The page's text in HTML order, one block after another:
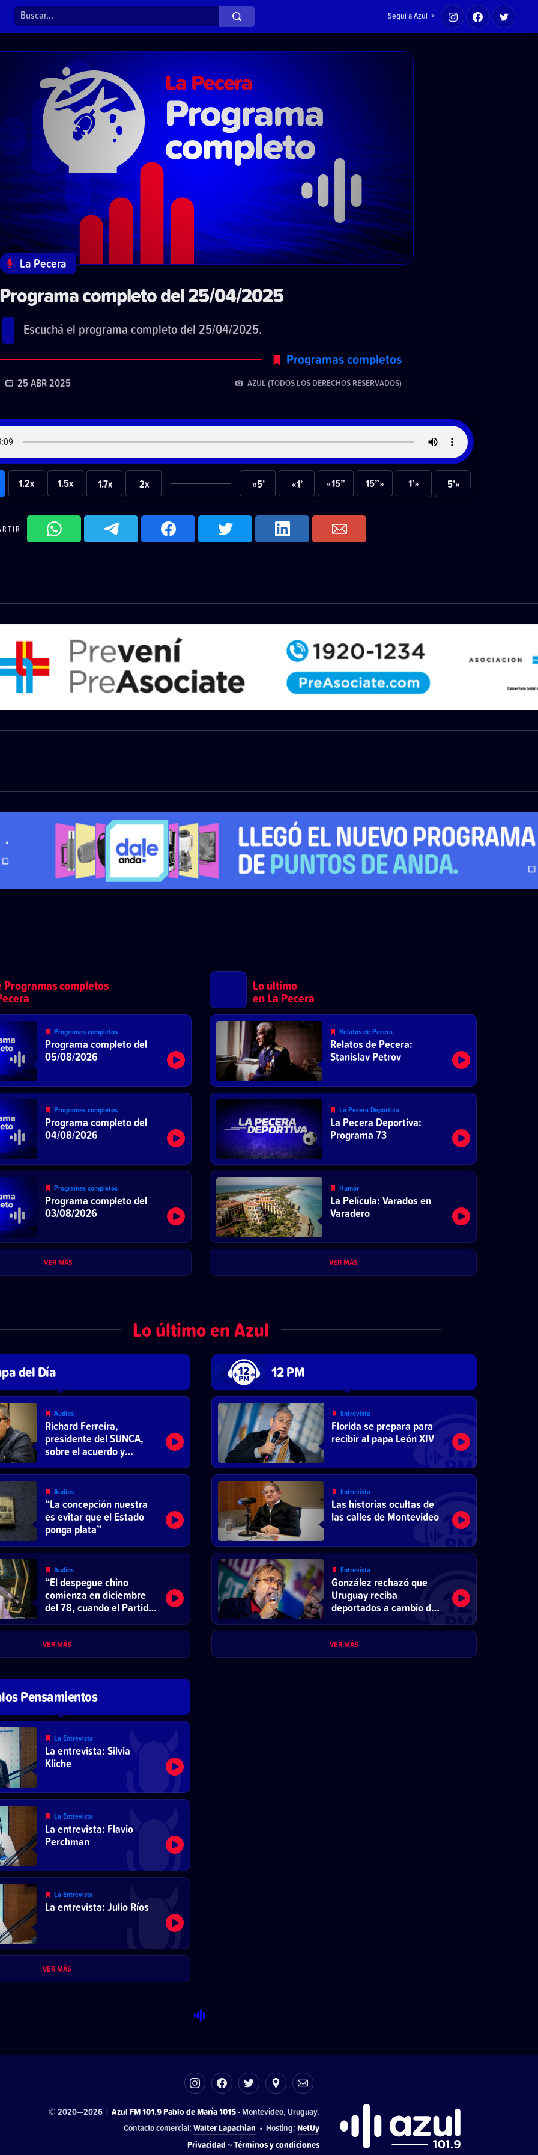
Seguí a Azul >
La Pecera
Programa completo del 25/04/2025
Escuchá el programa completo del 25/04/2025.
Programas completos
AZUL (TODOS LOS DERECHOS RESERVADOS)
25 ABR 2025
1.2x 1.5x 1.7x 2x «5’ «1’ «15” 15”» 1’» 5’»
Programas completos
Programas completos
Programa completo del
05/08/2026
Programas completos
Programa completo del
04/08/2026
Programas completos
Programa completo del
03/08/2026
VER MÁS
Lo último
en La Pecera
Relatos de Pecera
Relatos de Pecera:
Stanislav Petrov
La Pecera Deportiva
La Pecera Deportiva:
Programa 73
Humor
La Película: Varados en
Varadero
VER MÁS
Lo último en Azul
del Día
Audios
Richard Ferreira,
presidente del SUNCA,
sobre el acuerdo y
laboral
Audios
“La concepción nuestra
es evitar que el Estado
ponga plata”
Audios
“El despegue chino
comienza en diciembre
del 78, cuando el Partido
reformar el sistema
económico y abrirse al
mercado”
VER MÁS
12 PM
Entrevista
Florida se prepara para
recibir al papa León XIV
Entrevista
Las historias ocultas de
las calles de Montevideo
Entrevista
González rechazó que
Uruguay reciba
deportados a cambio de
VER MÁS
Pensamientos
La Entrevista
La entrevista: Silvia
Kliche
La Entrevista
La entrevista: Flavio
Perchman
La Entrevista
La entrevista: Julio Ríos
VER MÁS
© 2020—2026 | Azul FM 101.9Pablo de María 1015- Montevideo, Uruguay.
Contacto comercial:Walter Lapachian • Hosting:NetUy
Privacidad~Términos y condiciones